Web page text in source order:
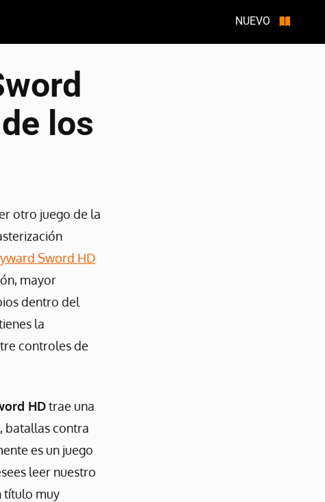
NUEVO
los
otro juego de la
Sword HD
mayor
dentro del
la
controles de
HDtrae una
batallas contra
es un juego
leer nuestro
título muy